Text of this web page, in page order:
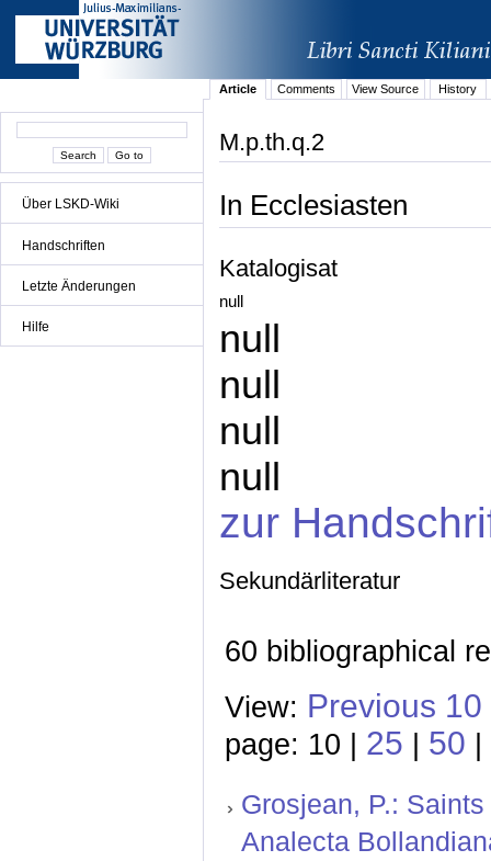
Über LSKD-Wiki
Handschriften
Letzte Änderungen
Hilfe
Article Comments View Source History
M.p.th.q.2
In Ecclesiasten
Katalogisat
null
null
null
null
null
zur
Sekundärliteratur
60 bibliographical
View: Previous 10
page: 10 | 25 | 50 |
Grosjean, P.:
Analecta